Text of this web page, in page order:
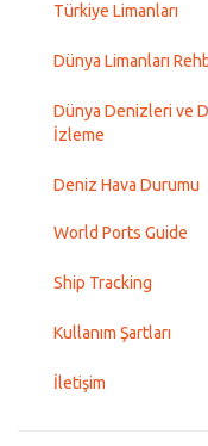
Türkiye Limanları
Dünya Limanları
Dünya Denizleri ve
İzleme
Deniz Hava Durumu
World Ports Guide
Ship Tracking
Kullanım Şartları
İletişim